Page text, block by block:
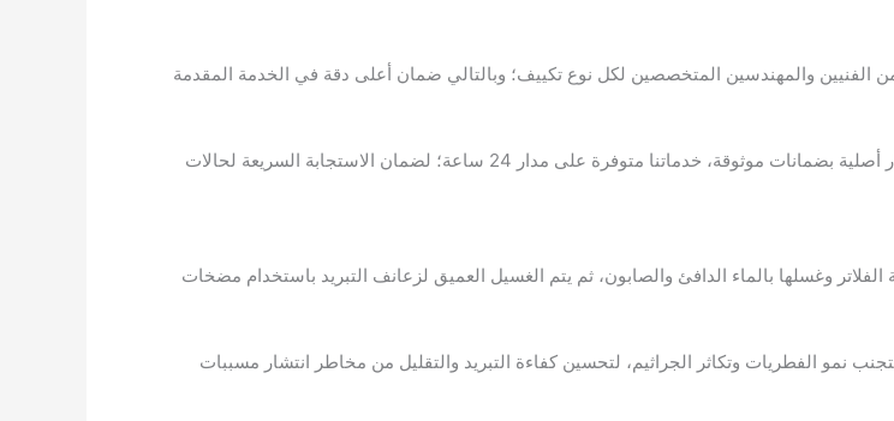
الفنيين والمهندسين المتخصصين لكل نوع تكييف؛ وبالتالي ضمان أعلى دقة في الخدمة المقدمة
نلتزم باستخدام مواد تنظيف آمنة لا تسبب ضررًا للأجزاء الداخلية، ونوفر قطع غيار أصلية بضمانات موثوقة، خدماتنا متوفرة على مدار 24 ساعة؛ لضمان الاستجابة السريعة لحالات
الفلاتر وغسلها بالماء الدافئ والصابون، ثم يتم الغسيل العميق لزعانف التبريد باستخدام مضخات
نمو الفطريات وتكاثر الجراثيم، لتحسين كفاءة التبريد والتقليل من مخاطر انتشار مسببات